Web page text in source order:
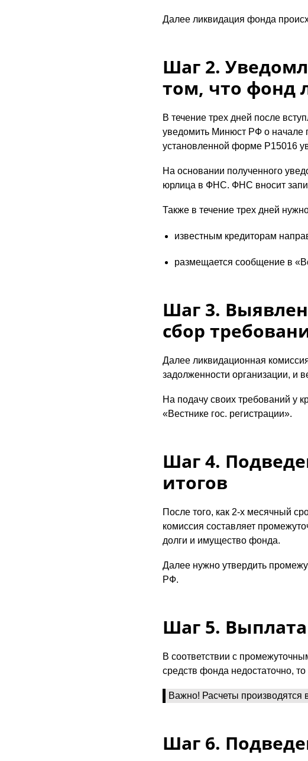
Далее ликвидация фонда
Шаг 2.
том, что фонд
В течение трех дней после
уведомить Минюст РФ о начале
установленной форме Р15016
На основании полученного
юрлица в ФНС. ФНС вносит
Также в течение трех дней
известным кредиторам
размещается сообщение в
Шаг 3.
сбор
Далее ликвидационная
задолженности организации, и
На подачу своих требований у
«Вестнике гос. регистрации».
Шаг 4.
итогов
После того, как 2-х месячный
комиссия составляет
долги и имущество фонда.
Далее нужно утвердить
РФ.
Шаг 5.
В соответствии с
средств фонда недостаточно,
Важно! Расчеты производятся
Шаг 6.